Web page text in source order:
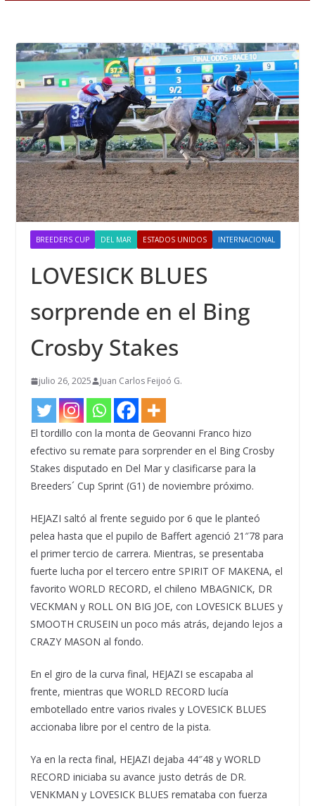
BREEDERS CUP DEL MAR ESTADOS UNIDOS INTERNACIONAL
LOVESICK BLUES
sorprende en el Bing
Crosby Stakes
julio 26, 2025 Juan Carlos Feijoó G.
El tordillo con la monta de Geovanni Franco hizo
efectivo su remate para sorprender en el Bing Crosby
Stakes disputado en Del Mar y clasificarse para la
Breeders´ Cup Sprint (G1) de noviembre próximo.
HEJAZI saltó al frente seguido por 6 que le planteó
pelea hasta que el pupilo de Baffert agenció 21″78 para
el primer tercio de carrera. Mientras, se presentaba
fuerte lucha por el tercero entre SPIRIT OF MAKENA, el
favorito WORLD RECORD, el chileno MBAGNICK, DR
VECKMAN y ROLL ON BIG JOE, con LOVESICK BLUES y
SMOOTH CRUSEIN un poco más atrás, dejando lejos a
CRAZY MASON al fondo.
En el giro de la curva final, HEJAZI se escapaba al
frente, mientras que WORLD RECORD lucía
embotellado entre varios rivales y LOVESICK BLUES
accionaba libre por el centro de la pista.
Ya en la recta final, HEJAZI dejaba 44″48 y WORLD
RECORD iniciaba su avance justo detrás de DR.
VENKMAN y LOVESICK BLUES remataba con fuerza